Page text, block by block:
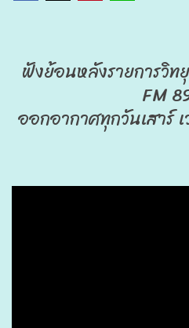
ฟังย้อนหลังรายการวิทยุ
FM
ออกอากาศทุกวันเสาร์